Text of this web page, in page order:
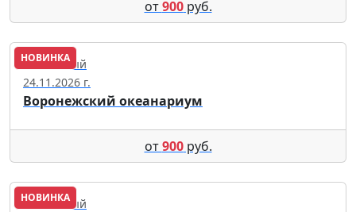
от900руб.
НОВИНКА
Солнечный
24.11.2026 г.
Воронежский океанариум
от900руб.
НОВИНКА
Солнечный